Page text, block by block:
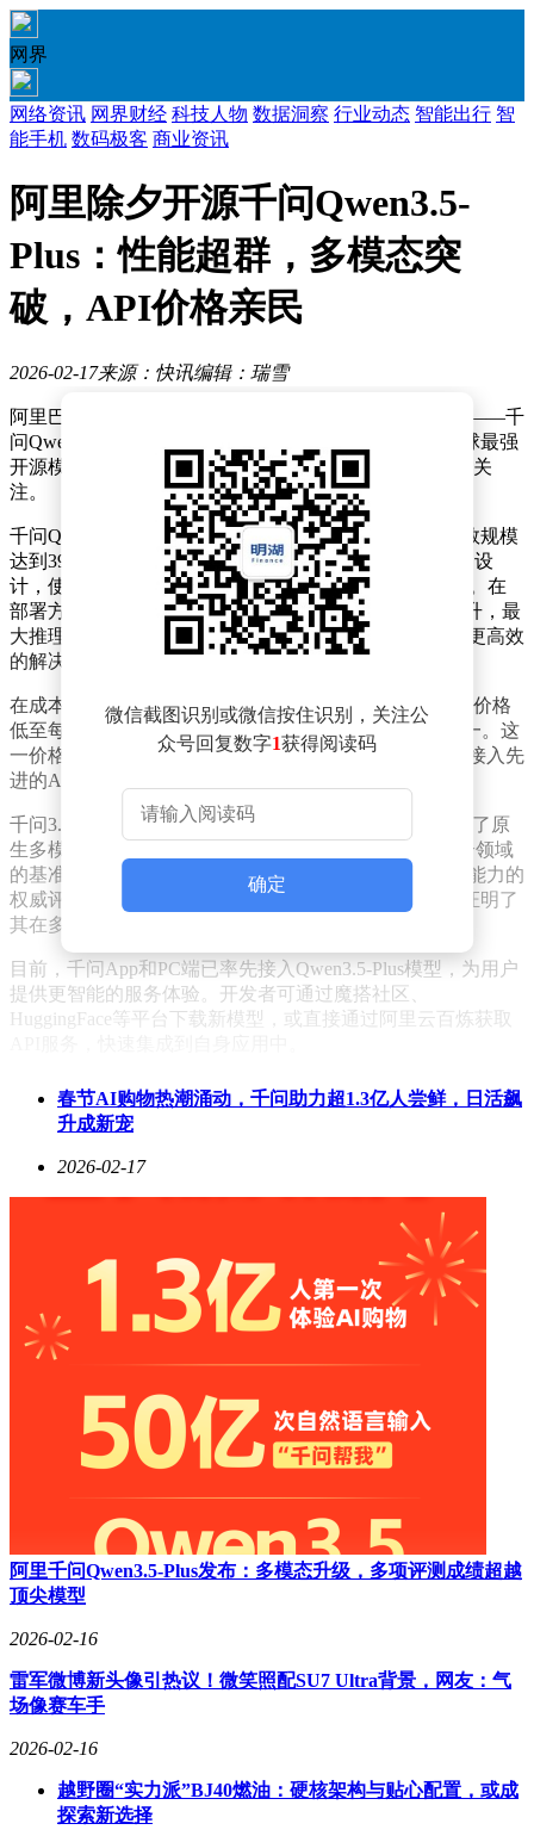
网界
网络资讯 网界财经 科技人物 数据洞察 行业动态 智能出行 智
能手机 数码极客 商业资讯
阿里除夕开源千问Qwen3.5-
Plus：性能超群，多模态突
破，API价格亲民
2026-02-17来源：快讯编辑：瑞雪
阿里巴巴在除夕之际宣布，正式开源其最新一代大模型——千
问Qwen3.5-Plus。这款模型凭借卓越性能，成功跻身全球最强
开源模型行列，与Gemini 3 Pro不相上下，引发业界广泛关
注。
千问Qwen3.5-Plus在底层架构上实现了全面升级，总参数规模
达到3970亿，但激活参数仅为170亿。这种“以小胜大”的设
计，使其性能超越了参数规模达万亿的Qwen3-Max模型。在
部署方面，该模型显存占用减少60%，推理效率显著提升，最
大推理吞吐量可提升至原来的19倍，为实际应用提供了更高效
的解决方案。
在成本方面，Qwen3.5-Plus展现出强大的竞争力。其API价格
低至每百万token仅0.8元，仅为Gemini 3 Pro的十八分之一。这
一价格优势，使得更多开发者和企业能够以更低的成本接入先
进的AI技术，推动AI应用的普及和发展。
千问3.5在预训练阶段采用了文本与视觉混合数据，实现了原
生多模态的新突破。在推理、编程、Agent智能体等多个领域
的基准评估中，该模型均表现出色。特别是在视觉理解能力的
权威评测中，Qwen3.5-Plus斩获多项性能最佳，进一步证明了
其在多模态领域的领先地位。
目前，千问App和PC端已率先接入Qwen3.5-Plus模型，为用户
提供更智能的服务体验。开发者可通过魔搭社区、
HuggingFace等平台下载新模型，或直接通过阿里云百炼获取
微信截图识别或微信按住识别，关注公
众号回复数字1获得阅读码
确定
春节AI购物热潮涌动，千问助力超1.3亿人尝鲜，日活飙
升成新宠
2026-02-17
阿里千问Qwen3.5-Plus发布：多模态升级，多项评测成绩超越
顶尖模型
2026-02-16
雷军微博新头像引热议！微笑照配SU7 Ultra背景，网友：气
场像赛车手
2026-02-16
越野圈“实力派”BJ40燃油：硬核架构与贴心配置，或成
探索新选择